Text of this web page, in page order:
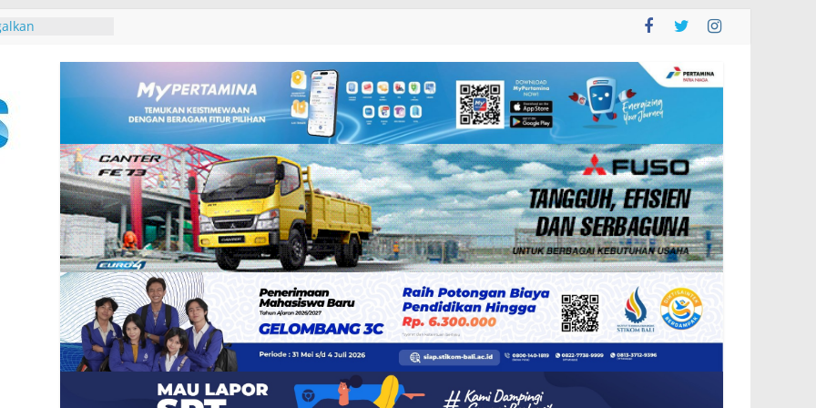
Besakih dan
Burung dari
DPRD Badung
2027, Belanja
14,2 Triliun
dan Ahli Waris
Kwarcab
di Jambore